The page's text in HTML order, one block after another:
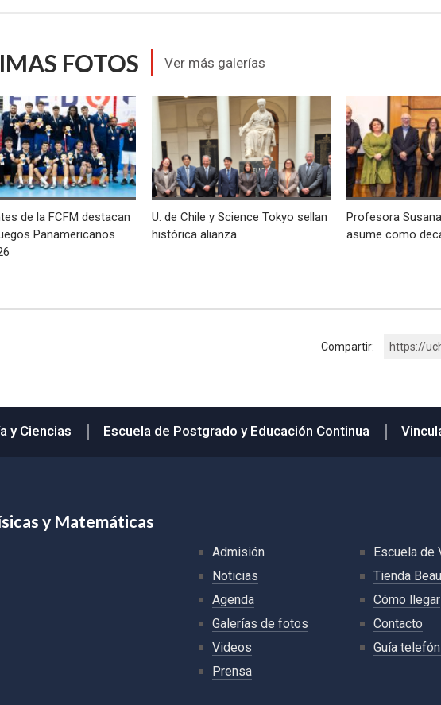
FOTOS Ver más galerías
de la FCFM destacan
Panamericanos
U. de Chile y Science Tokyo sellan
histórica alianza
Profesora
asume como
Compartir: https://
y Ciencias Escuela de Postgrado y Educación Continua
y Matemáticas
Admisión
Noticias
Agenda
Galerías de fotos
Videos
Prensa
Escuela de
Tienda
Cómo llegar
Contacto
Guía